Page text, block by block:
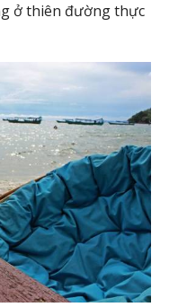
ở thiên đường thực